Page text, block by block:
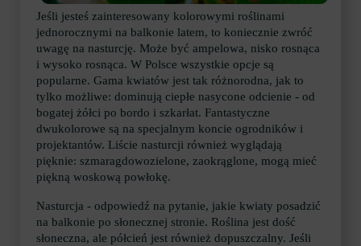
Jeśli jesteś zainteresowany kolorowymi roślinami
jednorocznymi na balkonie latem, to koniecznie zwróć
uwagę na nasturcję. Może być ampelowa, nisko rosnąca
i wysoko rosnąca. W Polsce wszystkie opcje są
popularne. Gama kwiatów jest tak różnorodna, jak to
tylko możliwe: dominują ciepłe nasycone odcienie - od
bogatej żółci po bordo i szkarłat. Fantastyczne
dwukolorowe są na specjalnym koncie ogrodników i
projektantów. Liście nasturcji również wyglądają
pięknie: szmaragdowozielone, zaokrąglone, mogą mieć
piękną woskową powłokę.
Nasturcja - odpowiedź na pytanie, jakie kwiaty posadzić
na balkonie po słonecznej stronie. Roślina jest dość
słoneczna, ale półcień jest również dopuszczalny. Jeśli